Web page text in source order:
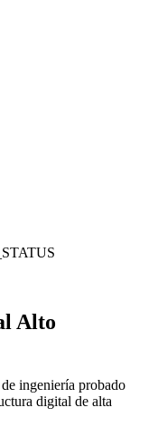
Alto
ingeniería probado
digital de alta